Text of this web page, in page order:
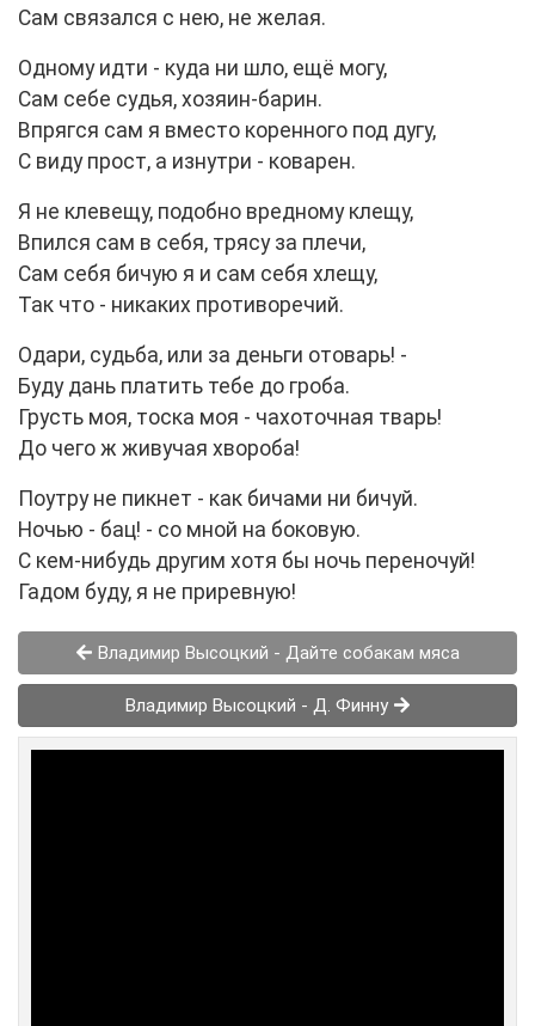
Сам связался с нею, не желая.
Одному идти - куда ни шло, ещё могу,
Сам себе судья, хозяин-барин.
Впрягся сам я вместо коренного под дугу,
С виду прост, а изнутри - коварен.
Я не клевещу, подобно вредному клещу,
Впился сам в себя, трясу за плечи,
Сам себя бичую я и сам себя хлещу,
Так что - никаких противоречий.
Одари, судьба, или за деньги отоварь! -
Буду дань платить тебе до гроба.
Грусть моя, тоска моя - чахоточная тварь!
До чего ж живучая хвороба!
Поутру не пикнет - как бичами ни бичуй.
Ночью - бац! - со мной на боковую.
С кем-нибудь другим хотя бы ночь переночуй!
Гадом буду, я не приревную!
Владимир Высоцкий - Дайте собакам мяса
Владимир Высоцкий - Д. Финну